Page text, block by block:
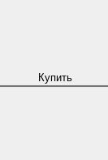
Купить